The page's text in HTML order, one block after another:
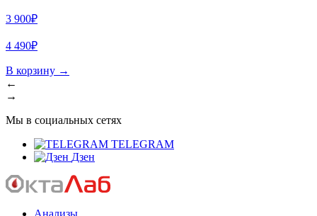
3 900₽
4 490₽
В корзину →
←
→
Мы в социальных сетях
TELEGRAM
Дзен